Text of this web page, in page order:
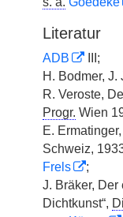
Literatur
ADB
III;
H. Bodmer, J.
R. Veroste,
Progr. Wien
E.
Schweiz,
Frels
;
J. Bräker, Der
Dichtkunst“,